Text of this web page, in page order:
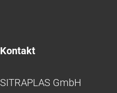
Kontakt
SITRAPLAS GmbH